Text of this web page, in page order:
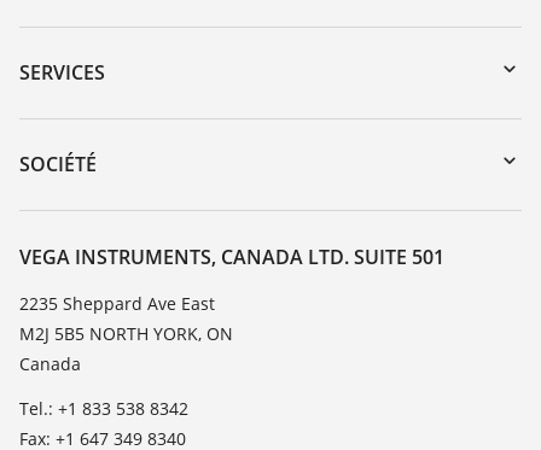
Téléchargements
Recherche par numéro de série
DTM Collection/PACTware
SERVICES
Retour d'appareil
Service client
SOCIÉTÉ
À propos de VEGA
Contact
News
Presse
Blog
VEGA INSTRUMENTS, CANADA LTD. SUITE 501
2235 Sheppard Ave East
M2J 5B5 NORTH YORK, ON
Canada
Tel.: +1 833 538 8342
Fax: +1 647 349 8340